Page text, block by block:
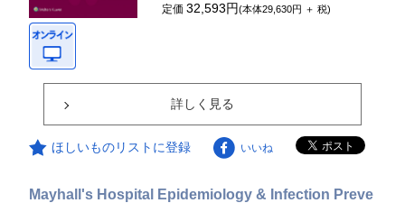
定価32,593円(本体29,630円 ＋ 税)
詳しく見る
ほしいものリストに登録 いいね
Mayhall's Hospital Epidemiology & Infection Preve